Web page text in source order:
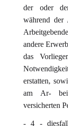
der oder
während der
andere
das
erstatten,
am Ar-
versicherten
- 4 -